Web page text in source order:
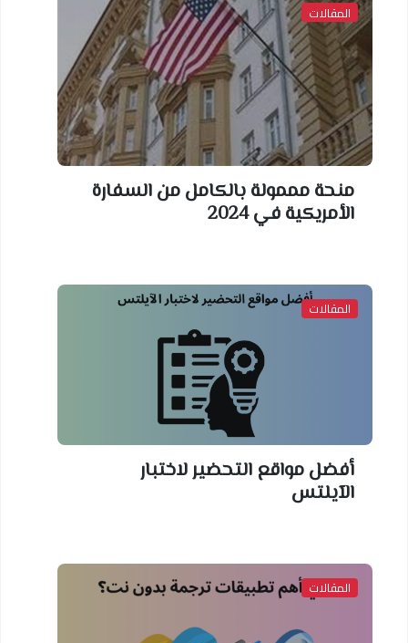
المقالات
منحة مممولة بالكامل من السفارة
الأمريكية في 2024
المقالات
أفضل مواقع التحضير لاختبار
الآيلتس
المقالات